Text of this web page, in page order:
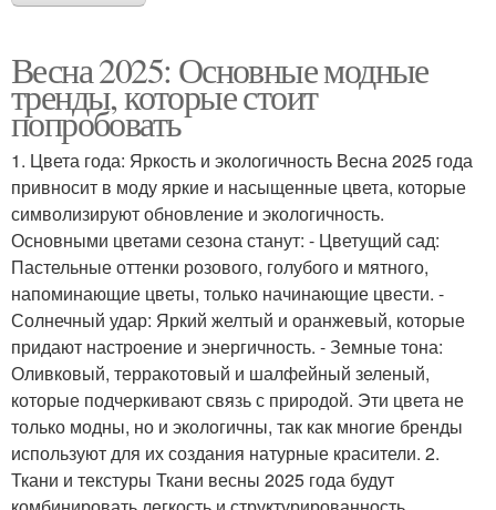
Весна 2025: Основные модные
тренды, которые стоит
попробовать
1. Цвета года: Яркость и экологичность Весна 2025 года
привносит в моду яркие и насыщенные цвета, которые
символизируют обновление и экологичность.
Основными цветами сезона станут: - Цветущий сад:
Пастельные оттенки розового, голубого и мятного,
напоминающие цветы, только начинающие цвести. -
Солнечный удар: Яркий желтый и оранжевый, которые
придают настроение и энергичность. - Земные тона:
Оливковый, терракотовый и шалфейный зеленый,
которые подчеркивают связь с природой. Эти цвета не
только модны, но и экологичны, так как многие бренды
используют для их создания натурные красители. 2.
Ткани и текстуры Ткани весны 2025 года будут